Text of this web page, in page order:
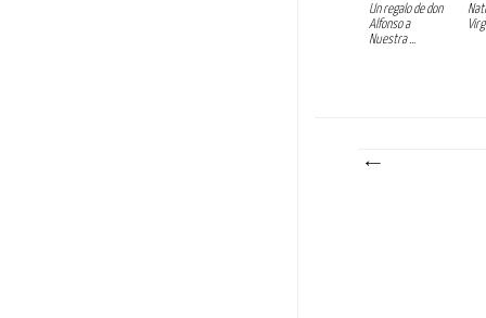
Un regalo de don
Alfonso a
Nuestra ...